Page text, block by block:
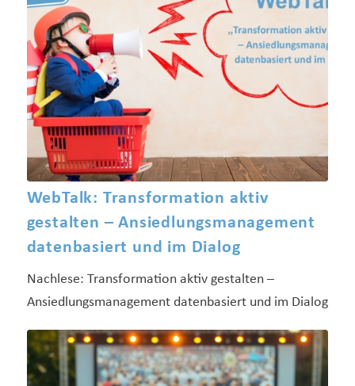
WebTalk: Transformation aktiv
gestalten – Ansiedlungsmanagement
datenbasiert und im Dialog
Nachlese: Transformation aktiv gestalten –
Ansiedlungsmanagement datenbasiert und im Dialog